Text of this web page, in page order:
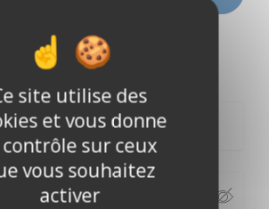
or
site utilise des
et vous donne
contrôle sur ceux
vous souhaitez
activer